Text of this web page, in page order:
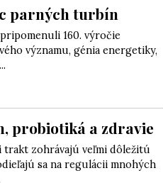
parných turbín
160. výročie
významu, génia energetiky,
probiotiká a zdravie
zohrávajú veľmi dôležitú
sa na regulácii mnohých